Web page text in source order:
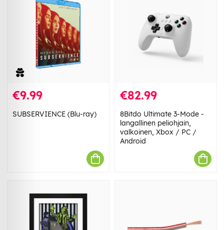
€9.99
SUBSERVIENCE (Blu-ray)
€82.99
8Bitdo Ultimate 3-Mode -
langallinen peliohjain,
valkoinen, Xbox / PC /
Android